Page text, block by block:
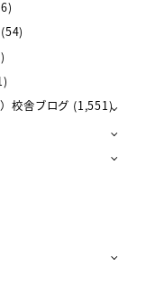
(54)
校舎ブログ (1,551)